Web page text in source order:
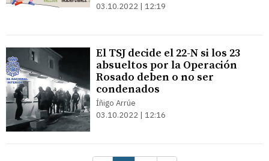
03.10.2022 | 12:19
El TSJ decide el 22-N si los 23
absueltos por la Operación
Rosado deben o no ser
condenados
Íñigo Arrúe
03.10.2022 | 12:16